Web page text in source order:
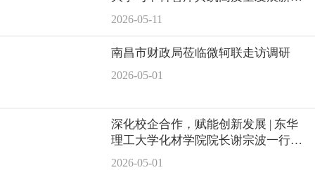
台
2026-05-11
南昌市财政局莅临微轲联走访调研
2026-05-01
深化校企合作，赋能创新发展 | 东华
理工大学化材学院院长谢宗波一行莅
临吉安鑫泰开展产学研对接调研
2026-05-01